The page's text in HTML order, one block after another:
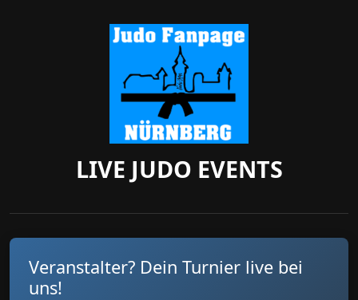
LIVE JUDO EVENTS
Veranstalter? Dein Turnier live bei
uns!